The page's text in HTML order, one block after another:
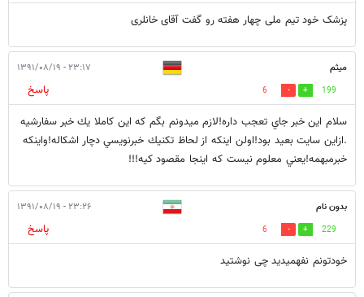
پزشک خود تیم ملی چهار هفته رو گفت آقای خانلری
ميثم ۲۳:۱۷ - ۱۳۹۱/۰۸/۱۹
199
6
پاسخ
سلام اين خبر جاي تعجب داره!لازم ميدونم بگم كه اين كاملا يك خبر سفارشيه
.ازاين سايت بعيد بود!اولن اينكه از لحاظ تكنيك خبرنويسي دچار اشكاله!واينكه
خبرمبهمه!يعني معلوم نيست كه اينجا مقصود كيه!!!
بدون نام ۲۳:۲۶ - ۱۳۹۱/۰۸/۱۹
229
6
پاسخ
خودتونم نفهمیدید چی نوشتید